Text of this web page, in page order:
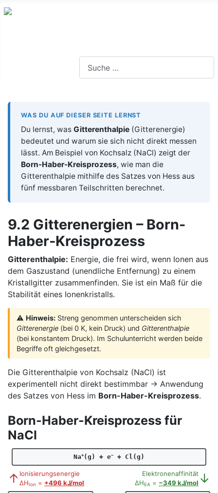
WAS DU AUF DIESER SEITE LERNST
Du lernst, wasGitterenthalpie (Gitterenergie)
bedeutet und warum sie sich nicht direkt messen
lässt. Am Beispiel von Kochsalz (NaCl) zeigt der
Born-Haber-Kreisprozess, wie man die
Gitterenthalpie mithilfe des Satzes von Hess aus
fünf messbaren Teilschritten berechnet.
9.2 Gitterenergien – Born-
Haber-Kreisprozess
Gitterenthalpie: Energie, die frei wird, wenn Ionen aus
dem Gaszustand (unendliche Entfernung) zu einem
Kristallgitter zusammenfinden. Sie ist ein Maß für die
Stabilität eines Ionenkristalls.
⚠️ Hinweis: Streng genommen unterscheiden sich
Gitterenergie (bei 0 K, kein Druck) und Gitterenthalpie
(bei konstantem Druck). Im Schulunterricht werden beide
Begriffe oft gleichgesetzt.
Die Gitterenthalpie von Kochsalz (NaCl) ist
experimentell nicht direkt bestimmbar → Anwendung
des Satzes von Hess im Born-Haber-Kreisprozess.
Born-Haber-Kreisprozess für
NaCl
Na+(g) + e−+ Cl(g)
↑ Ionisierungsenergie
ΔHIon = +496 kJ/mol
Elektronenaffinität
ΔHEA = −349 kJ/mol ↓